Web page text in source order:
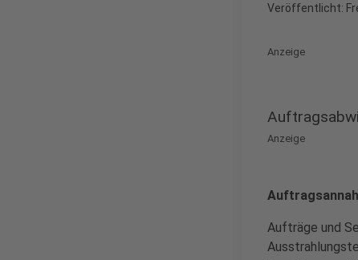
Veröffentlicht:
Anzeige
Anzeige
Aufträge und